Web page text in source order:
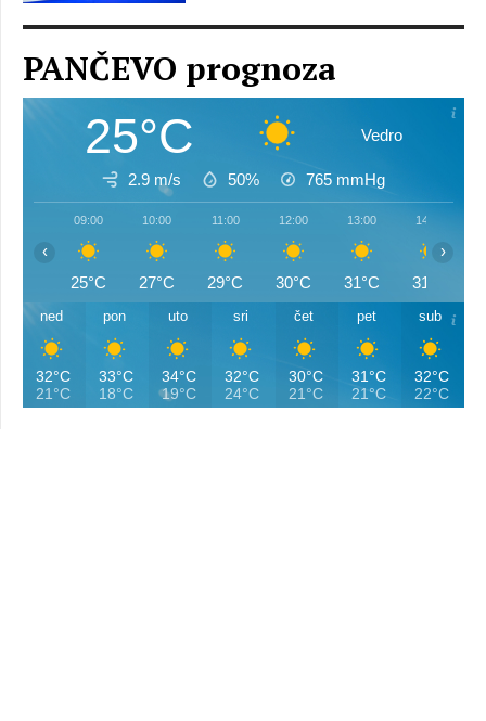
PANČEVO prognoza
25°C Vedro
2.9 m/s 50% 765 mmHg
09:00
25°C
10:00
27°C
11:00
29°C
12:00
30°C
13:00
31°C
14:00
31°C
‹ ›
ned
32°C
21°C
pon
33°C
18°C
uto
34°C
19°C
sri
32°C
24°C
čet
30°C
21°C
pet
31°C
21°C
sub
32°C
22°C